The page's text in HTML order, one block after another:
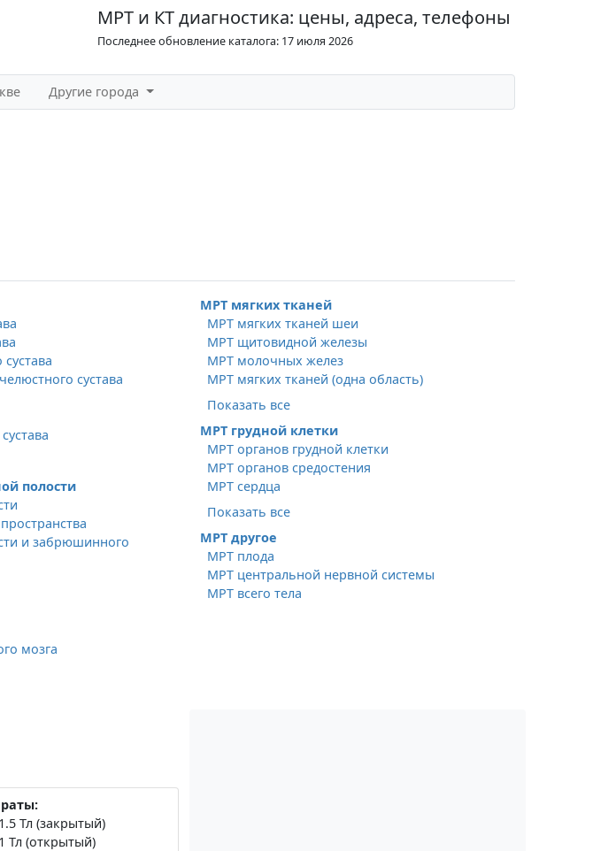
МРТ и КТ диагностика: цены, адреса, телефоны
Последнее обновление каталога: 17 июля 2026
Другие города
сустава
полости
и забрюшинного
мозга
МРТ мягких тканей
МРТ мягких тканей шеи
МРТ щитовидной железы
МРТ молочных желез
МРТ мягких тканей (одна область)
Показать все
МРТ грудной клетки
МРТ органов грудной клетки
МРТ органов средостения
МРТ сердца
Показать все
МРТ другое
МРТ плода
МРТ центральной нервной системы
МРТ всего тела
Тл (закрытый)
Тл (открытый)